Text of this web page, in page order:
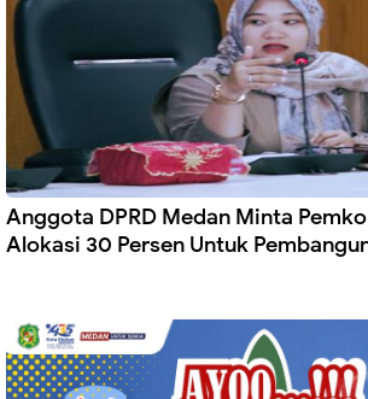
Anggota DPRD Medan Minta
Alokasi 30 Persen Untuk